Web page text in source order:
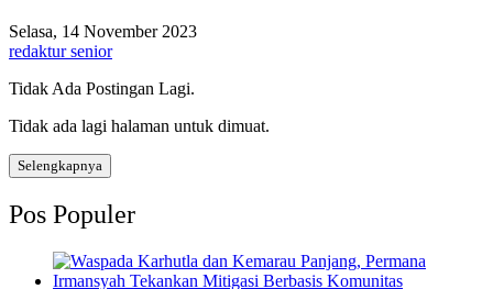
Selasa, 14 November 2023
redaktur senior
Tidak Ada Postingan Lagi.
Tidak ada lagi halaman untuk dimuat.
Selengkapnya
Pos Populer